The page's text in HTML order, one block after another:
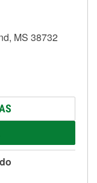
MS 38732